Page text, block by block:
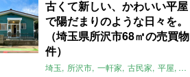
古くて新しい、かわいい平屋
で陽だまりのような日々を。
（埼玉県所沢市68㎡の売買物
件）
埼玉 所沢市 一軒家 古民家 平屋 庭